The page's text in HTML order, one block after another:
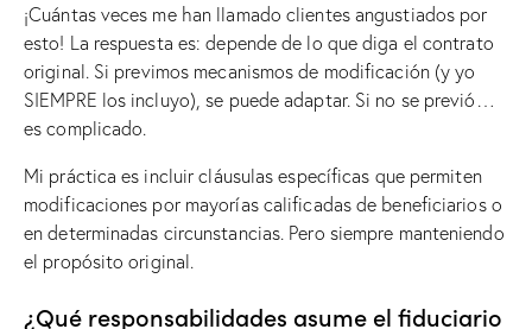
¡Cuántas veces me han llamado clientes angustiados por
esto! La respuesta es: depende de lo que diga el contrato
original. Si previmos mecanismos de modificación (y yo
SIEMPRE los incluyo), se puede adaptar. Si no se previó…
es complicado.
Mi práctica es incluir cláusulas específicas que permiten
modificaciones por mayorías calificadas de beneficiarios o
en determinadas circunstancias. Pero siempre manteniendo
el propósito original.
¿Qué responsabilidades asume el fiduciario